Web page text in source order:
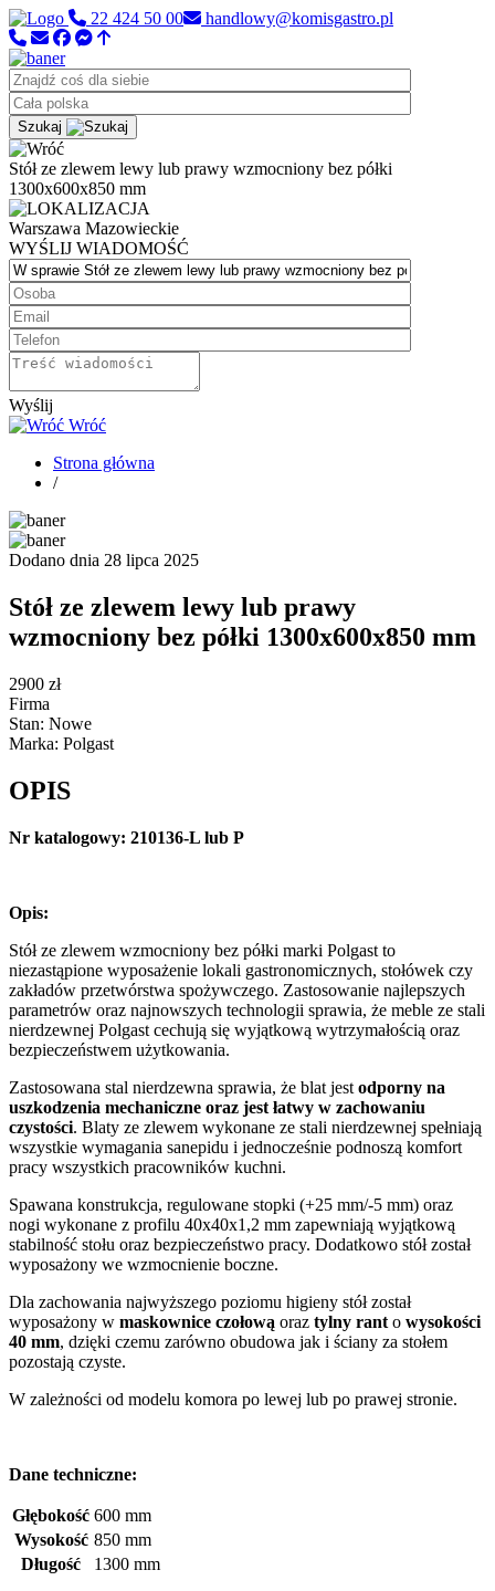
22 424 50 00 handlowy@komisgastro.pl
Szukaj
Stół ze zlewem lewy lub prawy wzmocniony bez półki
1300x600x850 mm
Warszawa Mazowieckie
WYŚLIJ WIADOMOŚĆ
Wyślij
Wróć
Strona główna
/
Dodano dnia 28 lipca 2025
Stół ze zlewem lewy lub prawy
wzmocniony bez półki 1300x600x850 mm
2900 zł
Firma
Stan: Nowe
Marka: Polgast
OPIS
Nr katalogowy: 210136-L lub P
Opis:
Stół ze zlewem wzmocniony bez półki marki Polgast to
niezastąpione wyposażenie lokali gastronomicznych, stołówek czy
zakładów przetwórstwa spożywczego. Zastosowanie najlepszych
parametrów oraz najnowszych technologii sprawia, że meble ze stali
nierdzewnej Polgast cechują się wyjątkową wytrzymałością oraz
bezpieczeństwem użytkowania.
Zastosowana stal nierdzewna sprawia, że blat jest odporny na
uszkodzenia mechaniczne oraz jest łatwy w zachowaniu
czystości. Blaty ze zlewem wykonane ze stali nierdzewnej spełniają
wszystkie wymagania sanepidu i jednocześnie podnoszą komfort
pracy wszystkich pracowników kuchni.
Spawana konstrukcja, regulowane stopki (+25 mm/-5 mm) oraz
nogi wykonane z profilu 40x40x1,2 mm zapewniają wyjątkową
stabilność stołu oraz bezpieczeństwo pracy. Dodatkowo stół został
wyposażony we wzmocnienie boczne.
Dla zachowania najwyższego poziomu higieny stół został
wyposażony w maskownice czołową oraz tylny rant o wysokości
40 mm, dzięki czemu zarówno obudowa jak i ściany za stołem
pozostają czyste.
W zależności od modelu komora po lewej lub po prawej stronie.
Dane techniczne:
Głębokość 600 mm
Wysokość 850 mm
Długość
1300 mm